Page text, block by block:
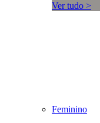
Ver tudo >
Feminino